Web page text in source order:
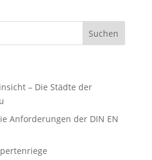
– Die Städte der
Anforderungen der DIN EN